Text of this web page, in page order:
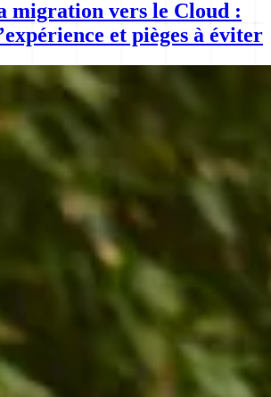
migration vers le Cloud :
et pièges à éviter